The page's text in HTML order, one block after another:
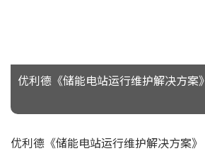
优利德《储能电站运行维护解决方案》
优利德《储能电站运行维护解决方案》